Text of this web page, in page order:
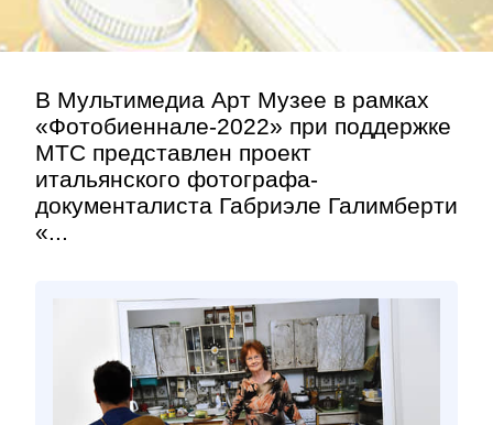
В Мультимедиа Арт Музее в рамках
«Фотобиеннале-2022» при поддержке
МТС представлен проект
итальянского фотографа-
документалиста Габриэле Галимберти
«...
Контакт»